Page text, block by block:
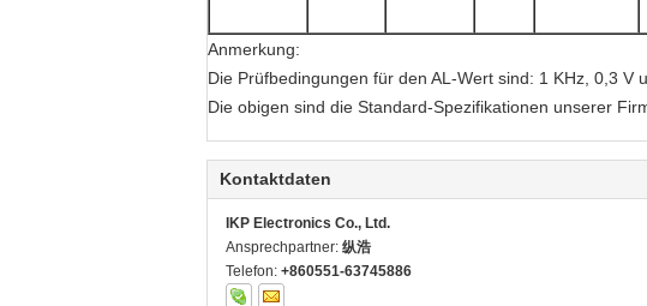
Anmerkung:
Die Prüfbedingungen für den AL-Wert sind: 1 KHz, 0,3 V
Die obigen sind die Standard-Spezifikationen unserer
Kontaktdaten
IKP Electronics Co., Ltd.
Ansprechpartner: 纵浩
Telefon: +860551-63745886